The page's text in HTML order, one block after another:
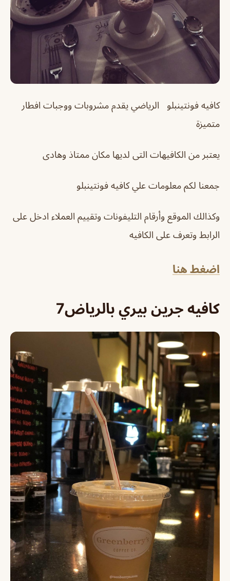
كافيه فونتينبلو الرياضي يقدم مشروبات ووجبات افطار
متميزة
يعتبر من الكافيهات التى لديها مكان ممتاذ وهادى
جمعنا لكم معلومات علي كافيه فونتينبلو
وكذالك الموقع وأرقام التليفونات وتقييم العملاء ادخل على
الرابط وتعرف على الكافيه
اضغط هنا
كافيه جرين بيري بالرياض7